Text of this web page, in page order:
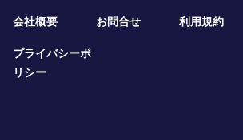
会社概要 お問合せ 利用規約
プライバシーポ
リシー